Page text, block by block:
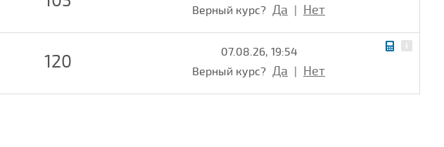
Верный курс? Да Нет
120
07.08.26, 19:54
Верный курс? Да Нет